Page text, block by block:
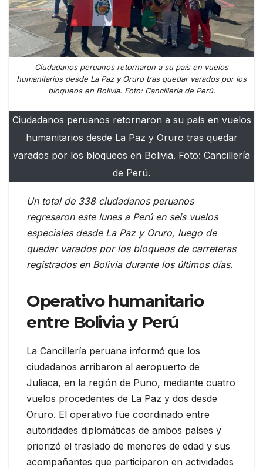
Ciudadanos peruanos retornaron a su país en vuelos
humanitarios desde La Paz y Oruro tras quedar varados por los
bloqueos en Bolivia. Foto: Cancillería de Perú.
Ciudadanos peruanos retornaron a su país en vuelos
humanitarios desde La Paz y Oruro tras quedar
varados por los bloqueos en Bolivia. Foto: Cancillería
de Perú.
Un total de 338 ciudadanos peruanos
regresaron este lunes a Perú en seis vuelos
especiales desde La Paz y Oruro, luego de
quedar varados por los bloqueos de carreteras
registrados en Bolivia durante los últimos días.
Operativo humanitario
entre Bolivia y Perú
La Cancillería peruana informó que los
ciudadanos arribaron al aeropuerto de
Juliaca, en la región de Puno, mediante cuatro
vuelos procedentes de La Paz y dos desde
Oruro. El operativo fue coordinado entre
autoridades diplomáticas de ambos países y
priorizó el traslado de menores de edad y sus
acompañantes que participaron en actividades